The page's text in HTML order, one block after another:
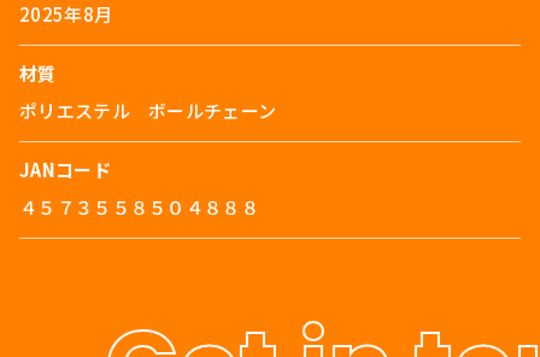
2025年8月
材質
ポリエステル ボールチェーン
JANコード
４５７３５５８５０４８８８